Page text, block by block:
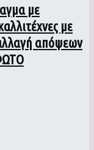
με
με
απόψεων